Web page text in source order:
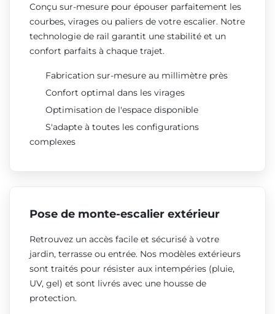
Conçu sur-mesure pour épouser parfaitement les
courbes, virages ou paliers de votre escalier. Notre
technologie de rail garantit une stabilité et un
confort parfaits à chaque trajet.
Fabrication sur-mesure au millimètre près
Confort optimal dans les virages
Optimisation de l'espace disponible
S'adapte à toutes les configurations
complexes
Pose de monte-escalier extérieur
Retrouvez un accès facile et sécurisé à votre
jardin, terrasse ou entrée. Nos modèles extérieurs
sont traités pour résister aux intempéries (pluie,
UV, gel) et sont livrés avec une housse de
protection.